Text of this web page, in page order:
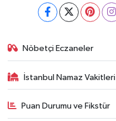
Nöbetçi Eczaneler
İstanbul Namaz Vakitleri
Puan Durumu ve Fikstür